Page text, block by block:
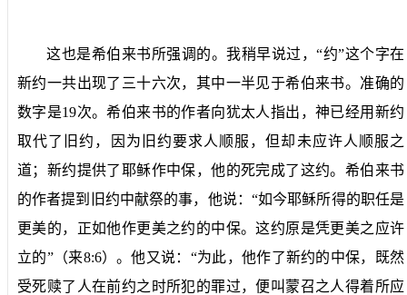
这也是希伯来书所强调的。我稍早说过，“约”这个字在
新约一共出现了三十六次，其中一半见于希伯来书。准确的
数字是19次。希伯来书的作者向犹太人指出，神已经用新约
取代了旧约，因为旧约要求人顺服，但却未应许人顺服之
道；新约提供了耶稣作中保，他的死完成了这约。希伯来书
的作者提到旧约中献祭的事，他说：“如今耶稣所得的职任是
更美的，正如他作更美之约的中保。这约原是凭更美之应许
立的”（来8:6）。他又说：“为此，他作了新约的中保，既然
受死赎了人在前约之时所犯的罪过，便叫蒙召之人得着所应